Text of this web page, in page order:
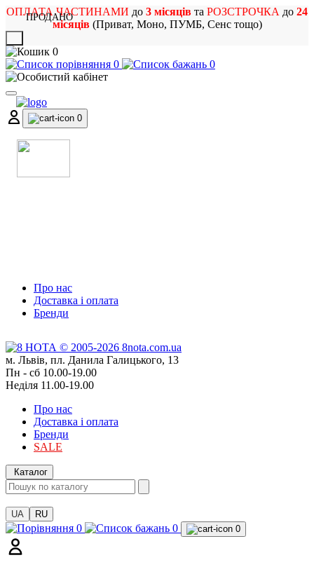
ОПЛАТА ЧАСТИНАМИ до 3 місяців та РОЗСТРОЧКА до 24
місяців(Приват, Моно, ПУМБ, Сенс тощо)
0
0
0
0
Про нас
Доставка і оплата
Бренди
м. Львів, пл. Данила Галицького, 13
Пн - сб 10.00-19.00
Неділя 11.00-19.00
Про нас
Доставка і оплата
Бренди
SALE
Каталог
UA RU
0 0 0
ПРОДАНО